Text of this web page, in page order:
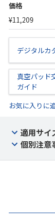
価格
¥11,209
デジタルカ
真空パッド
ガイド
お気に入りに
適用サイ
個別注意